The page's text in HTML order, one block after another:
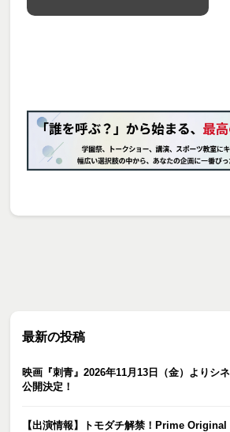
最新の投稿
映画『刺青』2026年11月13日（金）よりシ
公開決定！
【出演情報】トモダチ解禁！Prime